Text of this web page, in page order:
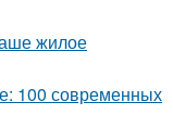
жилое
100 современных